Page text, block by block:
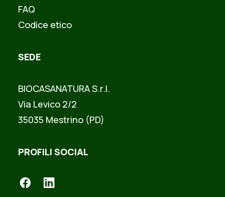
FAQ
Codice etico
SEDE
BIOCASANATURA S.r.l.
Via Levico 2/2
35035 Mestrino (PD)
PROFILI SOCIAL